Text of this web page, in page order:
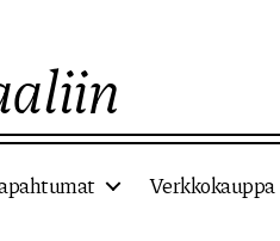
Verkkokauppa